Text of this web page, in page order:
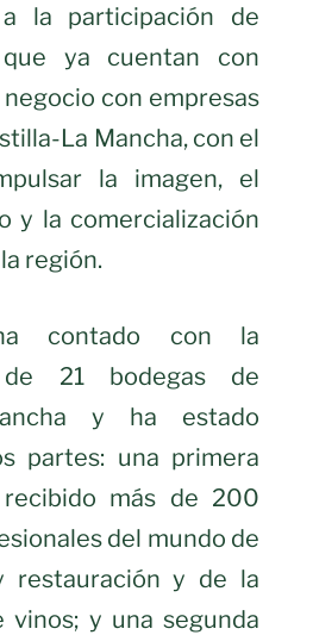
la participación de
que ya cuentan con
con empresas
La Mancha, con el
la imagen, el
y la comercialización
región.
contado con la
de 21 bodegas de
y ha estado
partes: una primera
más de 200
del mundo de
restauración y de la
vinos; y una segunda